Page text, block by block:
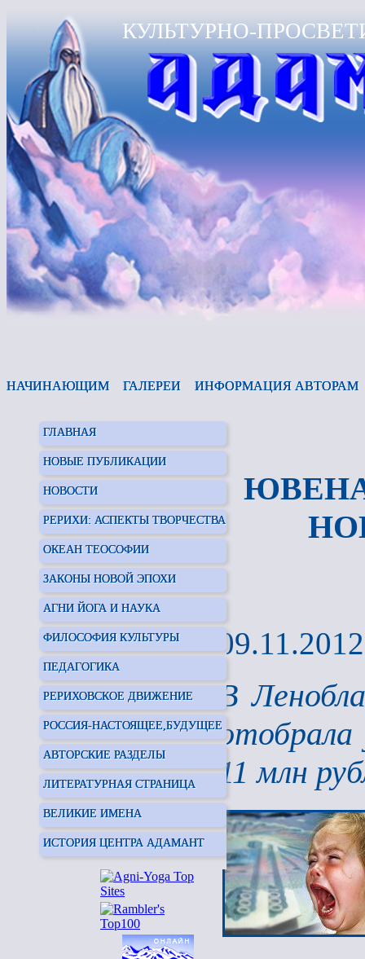
КУЛЬТУРНО-
НАЧИНАЮЩИМ ГАЛЕРЕИ ИНФОРМАЦИЯ АВТОРАМ
ГЛАВНАЯ
НОВЫЕ ПУБЛИКАЦИИ
НОВОСТИ
РЕРИХИ: АСПЕКТЫ ТВОРЧЕСТВА
ОКЕАН ТЕОСОФИИ
ЗАКОНЫ НОВОЙ ЭПОХИ
АГНИ ЙОГА И НАУКА
ФИЛОСОФИЯ КУЛЬТУРЫ
ПЕДАГОГИКА
РЕРИХОВСКОЕ ДВИЖЕНИЕ
РОССИЯ-НАСТОЯЩЕЕ,БУДУЩЕЕ
АВТОРСКИЕ РАЗДЕЛЫ
ЛИТЕРАТУРНАЯ СТРАНИЦА
ВЕЛИКИЕ ИМЕНА
ИСТОРИЯ ЦЕНТРА АДАМАНТ
09.11.2012
В
11 млн